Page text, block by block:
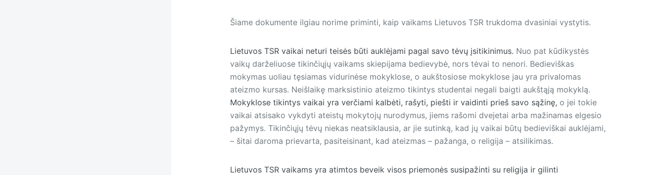
Šiame dokumente ilgiau norime priminti, kaip vaikams Lietuvos TSR trukdoma dvasiniai vystytis.
Lietuvos TSR vaikai neturi teisės būti auklėjami pagal savo tėvų įsitikinimus. Nuo pat kūdikystės
vaikų darželiuose tikinčiųjų vaikams skie­pijama bedievybė, nors tėvai to nenori. Bedieviškas
mokymas uoliau tęsiamas vidurinėse mokyklose, o aukštosiose mokyklose jau yra privalomas
ateizmo kursas. Neišlaikę marksistinio ateizmo tikintys studentai negali baigti aukštąją mokyklą.
Mokyklose tikintys vaikai yra verčiami kalbėti, rašyti, piešti ir vaidinti prieš savo sąžinę, o jei tokie
vaikai atsisako vykdyti ateistų mokytojų nurodymus, jiems rašomi dvejetai arba mažinamas elgesio
pažymys. Tikinčiųjų tėvų niekas neatsiklausia, ar jie sutinką, kad jų vaikai būtų bedieviškai auklėjami,
– šitai daroma prievarta, pasiteisinant, kad ateizmas – pažanga, o religija – atsilikimas.
Lietuvos TSR vaikams yra atimtos beveik visos priemonės susipažinti su religija ir gilinti